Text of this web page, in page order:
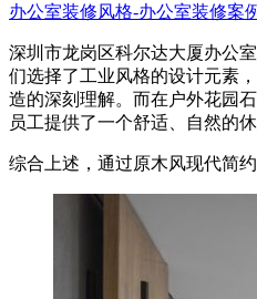
办公室装修风格-办公室装修案
深圳市龙岗区科尔达大厦办公
们选择了工业风格的设计元素
造的深刻理解。而在户外花园
员工提供了一个舒适、自然的
综合上述，通过原木风现代简